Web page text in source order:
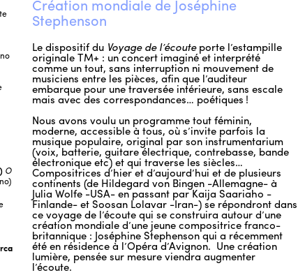
O
Création mondiale de Joséphine
Stephenson
Le dispositif du Voyage de l’écouteporte l’estampille
originale TM+ : un concert imaginé et interprété
comme un tout, sans interruption ni mouvement de
musiciens entre les pièces, afin que l’auditeur
embarque pour une traversée intérieure, sans escale
mais avec des correspondances… poétiques !
Nous avons voulu un programme tout féminin,
moderne, accessible à tous, où s’invite parfois la
musique populaire, original par son instrumentarium
(voix, batterie, guitare électrique, contrebasse, bande
électronique etc) et qui traverse les siècles…
Compositrices d’hier et d’aujourd’hui et de plusieurs
continents (de Hildegard von Bingen -Allemagne- à
Julia Wolfe -USA- en passant par Kaija Saariaho -
Finlande- et Soosan Lolavar -Iran-) se répondront dans
ce voyage de l’écoute qui se construira autour d’une
création mondiale d’une jeune compositrice franco-
britannique : Joséphine Stephenson qui a récemment
été en résidence à l’Opéra d’Avignon. Une création
lumière, pensée sur mesure viendra augmenter
l’écoute.